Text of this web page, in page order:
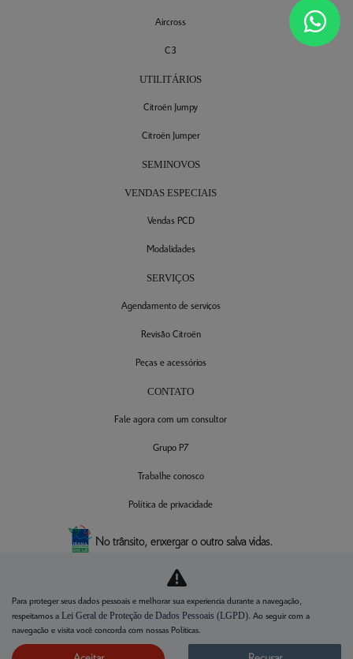
Aircross
C3
UTILITÁRIOS
Citroën Jumpy
Citroën Jumper
SEMINOVOS
VENDAS ESPECIAIS
Vendas PCD
Modalidades
SERVIÇOS
Agendamento de serviços
Revisão Citroën
Peças e acessórios
CONTATO
Fale agora com um consultor
Grupo P7
Trabalhe conosco
Política de privacidade
No trânsito, enxergar o outro salva vidas.
02.457.732/0001-30
Para proteger seus dados pessoais e melhorar sua experiencia durante a navegação,
respeitamos a Lei Geral de Proteção de Dados Pessoais (LGPD). Ao seguir com a
navegação e visita você concorda com nossas Políticas.